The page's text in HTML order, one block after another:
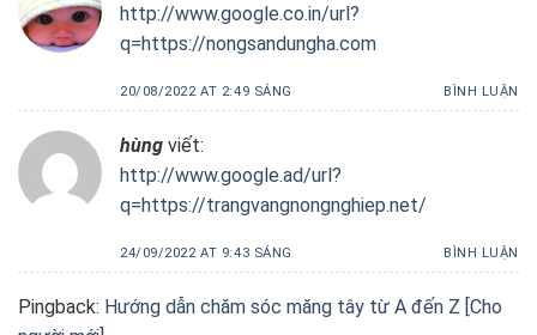
http://www.google.co.in/url?
q=https://nongsandungha.com
20/08/2022 AT 2:49 SÁNG BÌNH LUẬN
hùng viết:
http://www.google.ad/url?
q=https://trangvangnongnghiep.net/
24/09/2022 AT 9:43 SÁNG BÌNH LUẬN
Pingback: Hướng dẫn chăm sóc măng tây từ A đến Z [Cho